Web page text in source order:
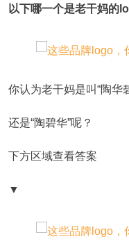
以下哪一个是老干妈的
你认为老干妈是叫“陶华
还是“陶碧华”呢？
下方区域查看答案
▼